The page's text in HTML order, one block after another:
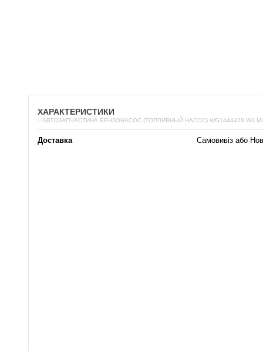
ХАРАКТЕРИСТИКИ
✅АВТОЗАПЧАСТИНА БЕНЗОНАСОС (ТОПЛИВНЫЙ НАСОС) WG1444428
Доставка Самовивіз або